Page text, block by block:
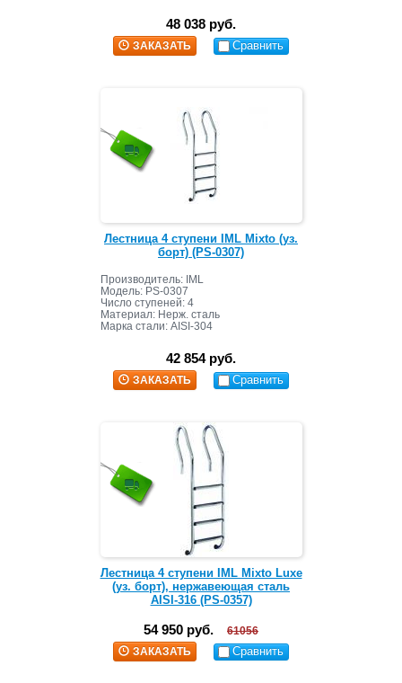
48 038 руб.
ЗАКАЗАТЬ Сравнить
Лестница 4 ступени IML Mixto (уз.
борт) (PS-0307)
Производитель: IML
Модель: PS-0307
Число ступеней: 4
Материал: Нерж. сталь
Марка стали: AISI-304
42 854 руб.
ЗАКАЗАТЬ Сравнить
Лестница 4 ступени IML Mixto Luxe
(уз. борт), нержавеющая сталь
AISI-316 (PS-0357)
54 950 руб.
61056
ЗАКАЗАТЬ
Сравнить